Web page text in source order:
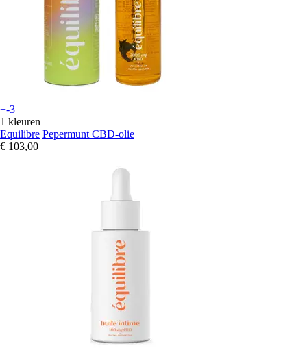
+-3
1 kleuren
Equilibre Pepermunt CBD-olie
€ 103,00